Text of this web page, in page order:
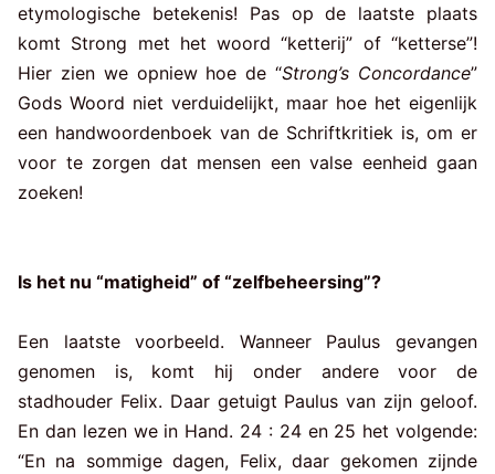
etymologische betekenis! Pas op de laatste plaats
komt Strong met het woord “ketterij” of “ketterse”!
Hier zien we opniew hoe de “Strong’s Concordance”
Gods Woord niet verduidelijkt, maar hoe het eigenlijk
een handwoordenboek van de Schriftkritiek is, om er
voor te zorgen dat mensen een valse eenheid gaan
zoeken!
Is het nu “matigheid” of “zelfbeheersing”?
Een laatste voorbeeld. Wanneer Paulus gevangen
genomen is, komt hij onder andere voor de
stadhouder Felix. Daar getuigt Paulus van zijn geloof.
En dan lezen we in Hand. 24 : 24 en 25 het volgende:
“En na sommige dagen, Felix, daar gekomen zijnde